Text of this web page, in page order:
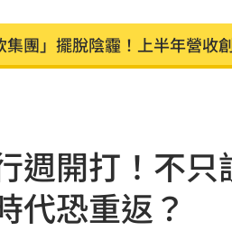
集團」擺脫陰霾！上半年營收
誰最能扛 高含金這幾檔繳正報
增221% 愛普*EPS衝4.18元
調查出爐！菸頭引燃施工雜物
週開打！不
代恐重返？